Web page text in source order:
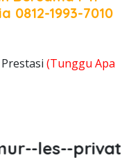
0812-1993-7010
(Tunggu Apa
privat--les-